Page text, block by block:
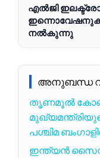
എൽജി
നൽകുന്നു
അനുബന്ധ
തൃണമൂൽ
പശ്ചിമ
ഇന്ത്യൻ